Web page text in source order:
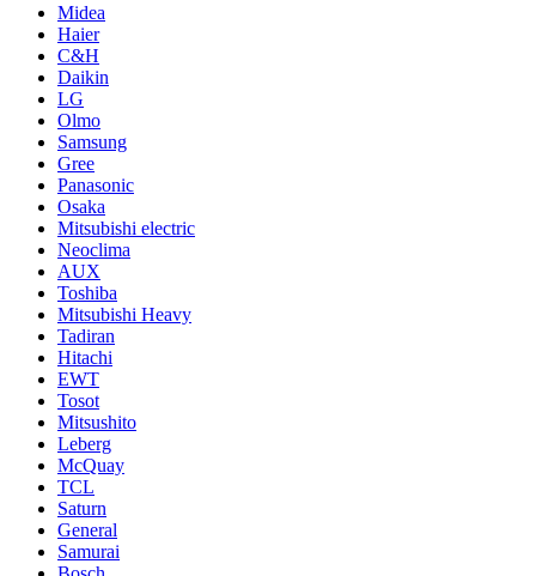
Midea
Haier
С&H
Daikin
LG
Olmo
Samsung
Gree
Panasonic
Osaka
Mitsubishi electric
Neoclima
AUX
Toshiba
Mitsubishi Heavy
Tadiran
Hitachi
EWT
Tosot
Mitsushito
Leberg
McQuay
TCL
Saturn
General
Samurai